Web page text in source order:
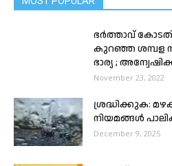
ഭർത്താവ്
കുറഞ്ഞ ശമ്പള
ഭാര്യ ;
November 23, 2022
ശ്രദ്ധിക്കുക:
നിയമങ്ങൾ
December 9, 2025